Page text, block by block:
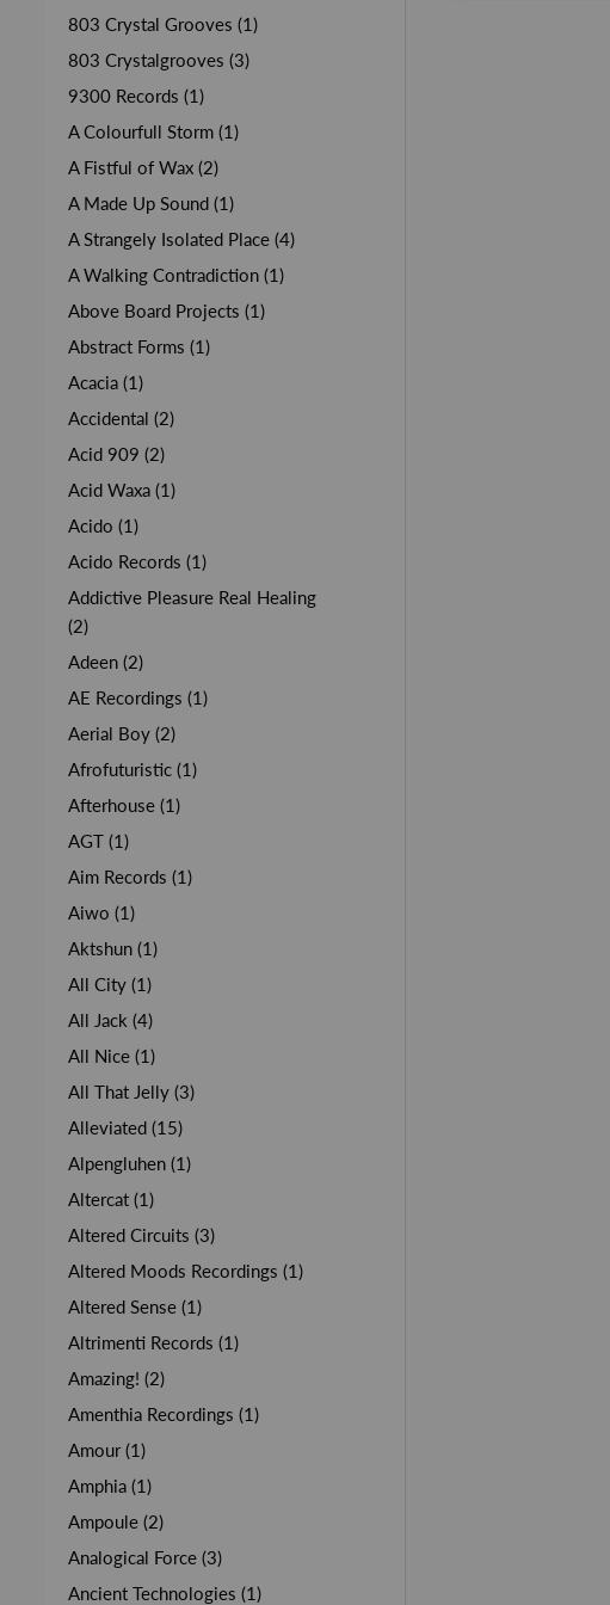
803 Crystal Grooves (1)
803 Crystalgrooves (3)
9300 Records (1)
A Colourfull Storm (1)
A Fistful of Wax (2)
A Made Up Sound (1)
A Strangely Isolated Place (4)
A Walking Contradiction (1)
Above Board Projects (1)
Abstract Forms (1)
Acacia (1)
Accidental (2)
Acid 909 (2)
Acid Waxa (1)
Acido (1)
Acido Records (1)
Addictive Pleasure Real Healing
(2)
Adeen (2)
AE Recordings (1)
Aerial Boy (2)
Afrofuturistic (1)
Afterhouse (1)
AGT (1)
Aim Records (1)
Aiwo (1)
Aktshun (1)
All City (1)
All Jack (4)
All Nice (1)
All That Jelly (3)
Alleviated (15)
Alpengluhen (1)
Altercat (1)
Altered Circuits (3)
Altered Moods Recordings (1)
Altered Sense (1)
Altrimenti Records (1)
Amazing! (2)
Amenthia Recordings (1)
Amour (1)
Amphia (1)
Ampoule (2)
Analogical Force (3)
Ancient Technologies (1)